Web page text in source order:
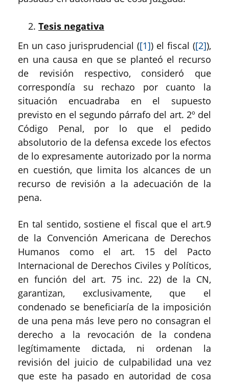
Tesis negativa
En un caso jurisprudencial ([1]) el fiscal ([2]),
en una causa en que se planteó el recurso
de revisión respectivo, consideró que
correspondía su rechazo por cuanto la
situación encuadraba en el supuesto
previsto en el segundo párrafo del art. 2º del
Código Penal, por lo que el pedido
absolutorio de la defensa excede los efectos
de lo expresamente autorizado por la norma
en cuestión, que limita los alcances de un
recurso de revisión a la adecuación de la
pena.
En tal sentido, sostiene el fiscal que el art.9
de la Convención Americana de Derechos
Humanos como el art. 15 del Pacto
Internacional de Derechos Civiles y Políticos,
en función del art. 75 inc. 22) de la CN,
garantizan, exclusivamente, que el
condenado se beneficiaría de la imposición
de una pena más leve pero no consagran el
derecho a la revocación de la condena
legítimamente dictada, ni ordenan la
revisión del juicio de culpabilidad una vez
que este ha pasado en autoridad de cosa